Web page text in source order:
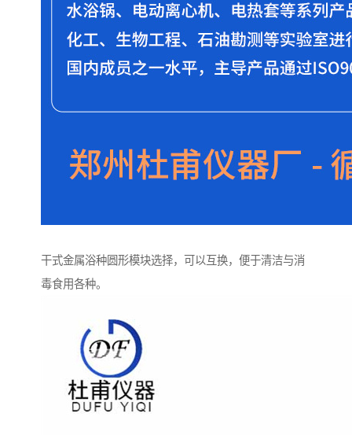
干式金属浴种圆形模块选择，可以互换，便于清洁与消
毒食用各种。